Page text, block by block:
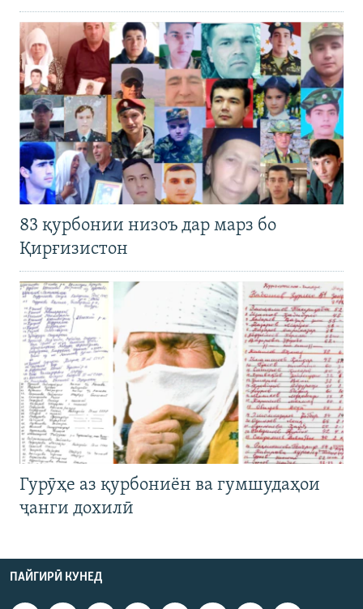
83 қурбонии низоъ дар марз бо
Қирғизистон
Гурӯҳе аз қурбониён ва гумшудаҳои
ҷанги дохилӣ
ПАЙГИРӢ КУНЕД